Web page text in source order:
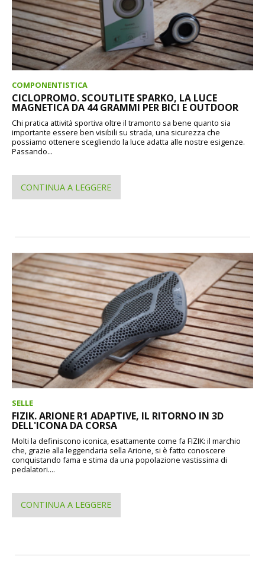
COMPONENTISTICA
CICLOPROMO. SCOUTLITE SPARKO, LA LUCE
MAGNETICA DA 44 GRAMMI PER BICI E OUTDOOR
Chi pratica attività sportiva oltre il tramonto sa bene quanto sia
importante essere ben visibili su strada, una sicurezza che
possiamo ottenere scegliendo la luce adatta alle nostre esigenze.
Passando...
CONTINUA A LEGGERE
SELLE
FIZIK. ARIONE R1 ADAPTIVE, IL RITORNO IN 3D
DELL'ICONA DA CORSA
Molti la definiscono iconica, esattamente come fa FIZIK: il marchio
che, grazie alla leggendaria sella Arione, si è fatto conoscere
conquistando fama e stima da una popolazione vastissima di
pedalatori....
CONTINUA A LEGGERE